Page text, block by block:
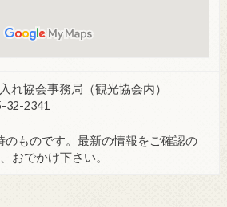
れ協会事務局（観光協会内）
32-2341
のものです。最新の情報をご確認の
、おでかけ下さい。